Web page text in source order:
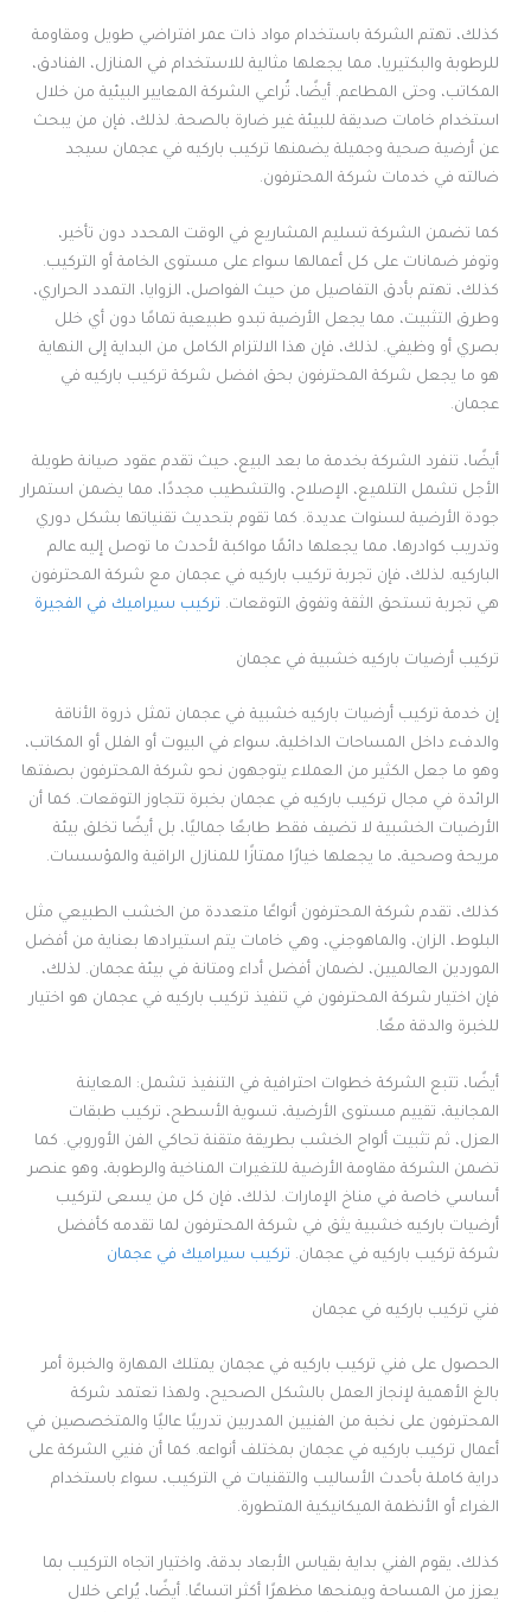
كذلك، تهتم الشركة باستخدام مواد ذات عمر افتراضي طويل ومقاومة
للرطوبة والبكتيريا، مما يجعلها مثالية للاستخدام في المنازل، الفنادق،
المكاتب، وحتى المطاعم. أيضًا، تُراعي الشركة المعايير البيئية من خلال
استخدام خامات صديقة للبيئة غير ضارة بالصحة. لذلك، فإن من يبحث
عن أرضية صحية وجميلة يضمنها تركيب باركيه في عجمان سيجد
ضالته في خدمات شركة المحترفون.
كما تضمن الشركة تسليم المشاريع في الوقت المحدد دون تأخير،
وتوفر ضمانات على كل أعمالها سواء على مستوى الخامة أو التركيب.
كذلك، تهتم بأدق التفاصيل من حيث الفواصل، الزوايا، التمدد الحراري،
وطرق التثبيت، مما يجعل الأرضية تبدو طبيعية تمامًا دون أي خلل
بصري أو وظيفي. لذلك، فإن هذا الالتزام الكامل من البداية إلى النهاية
هو ما يجعل شركة المحترفون بحق افضل شركة تركيب باركيه في
عجمان.
أيضًا، تنفرد الشركة بخدمة ما بعد البيع، حيث تقدم عقود صيانة طويلة
الأجل تشمل التلميع، الإصلاح، والتشطيب مجددًا، مما يضمن استمرار
جودة الأرضية لسنوات عديدة. كما تقوم بتحديث تقنياتها بشكل دوري
وتدريب كوادرها، مما يجعلها دائمًا مواكبة لأحدث ما توصل إليه عالم
الباركيه. لذلك، فإن تجربة تركيب باركيه في عجمان مع شركة المحترفون
هي تجربة تستحق الثقة وتفوق التوقعات. تركيب سيراميك في الفجيرة
تركيب أرضيات باركيه خشبية في عجمان
إن خدمة تركيب أرضيات باركيه خشبية في عجمان تمثل ذروة الأناقة
والدفء داخل المساحات الداخلية، سواء في البيوت أو الفلل أو المكاتب،
وهو ما جعل الكثير من العملاء يتوجهون نحو شركة المحترفون بصفتها
الرائدة في مجال تركيب باركيه في عجمان بخبرة تتجاوز التوقعات. كما أن
الأرضيات الخشبية لا تضيف فقط طابعًا جماليًا، بل أيضًا تخلق بيئة
مريحة وصحية، ما يجعلها خيارًا ممتازًا للمنازل الراقية والمؤسسات.
كذلك، تقدم شركة المحترفون أنواعًا متعددة من الخشب الطبيعي مثل
البلوط، الزان، والماهوجني، وهي خامات يتم استيرادها بعناية من أفضل
الموردين العالميين، لضمان أفضل أداء ومتانة في بيئة عجمان. لذلك،
فإن اختيار شركة المحترفون في تنفيذ تركيب باركيه في عجمان هو اختيار
للخبرة والدقة معًا.
أيضًا، تتبع الشركة خطوات احترافية في التنفيذ تشمل: المعاينة
المجانية، تقييم مستوى الأرضية، تسوية الأسطح، تركيب طبقات
العزل، ثم تثبيت ألواح الخشب بطريقة متقنة تحاكي الفن الأوروبي. كما
تضمن الشركة مقاومة الأرضية للتغيرات المناخية والرطوبة، وهو عنصر
أساسي خاصة في مناخ الإمارات. لذلك، فإن كل من يسعى لتركيب
أرضيات باركيه خشبية يثق في شركة المحترفون لما تقدمه كأفضل
شركة تركيب باركيه في عجمان. تركيب سيراميك في عجمان
فني تركيب باركيه في عجمان
الحصول على فني تركيب باركيه في عجمان يمتلك المهارة والخبرة أمر
بالغ الأهمية لإنجاز العمل بالشكل الصحيح، ولهذا تعتمد شركة
المحترفون على نخبة من الفنيين المدربين تدريبًا عاليًا والمتخصصين في
أعمال تركيب باركيه في عجمان بمختلف أنواعه. كما أن فنيي الشركة على
دراية كاملة بأحدث الأساليب والتقنيات في التركيب، سواء باستخدام
الغراء أو الأنظمة الميكانيكية المتطورة.
كذلك، يقوم الفني بداية بقياس الأبعاد بدقة، واختيار اتجاه التركيب بما
يعزز من المساحة ويمنحها مظهرًا أكثر اتساعًا. أيضًا، يُراعى خلال